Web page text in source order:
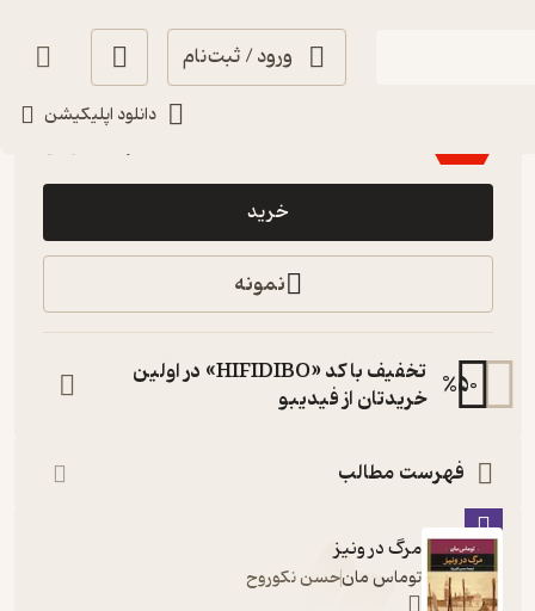
ورود / ثبت‌نام
دانلود اپلیکیشن
٪30
144,900
خرید
نمونه
%50
تخفیف با کد «HIFIDIBO» در اولین
خریدتان از فیدیبو
فهرست مطالب
مرگ در ونیز
توماس مانحسن نکوروح